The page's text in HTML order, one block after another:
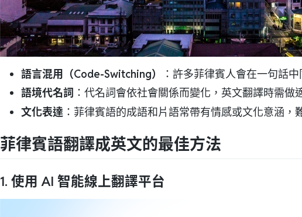
語言混用（Code-Switching）
：許多菲律賓人會在一句話
語境代名詞 ：代名詞會依社會關係而變化，英文翻譯時需做
文化表達 ：菲律賓語的成語和片語常帶有情感或文化意涵，
菲律賓語翻譯成英文的最佳方法
1. 使用 AI 智能線上翻譯平台